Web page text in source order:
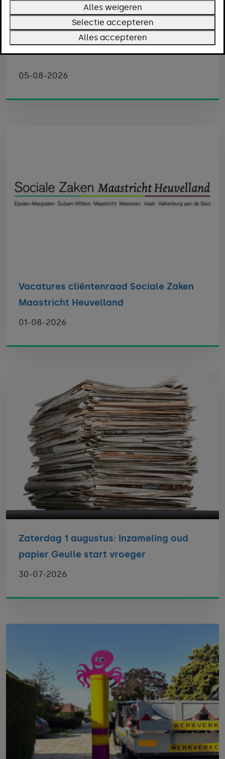
Populierenkap
05-08-2026
Vacatures cliëntenraad Sociale Zaken
Maastricht Heuvelland
01-08-2026
Zaterdag 1 augustus: Inzameling oud
papier Geulle start vroeger
30-07-2026
Alles weigeren
Selectie accepteren
Alles accepteren